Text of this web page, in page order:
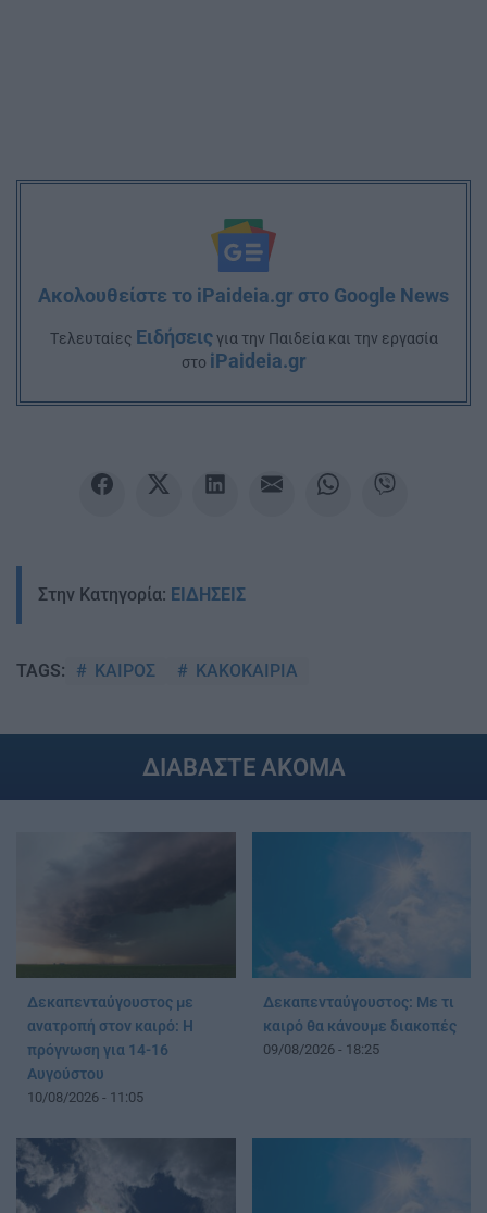
Ακολουθείστε το iPaideia.gr στο Google News
Tελευταίες Ειδήσειςγια την Παιδεία και την εργασία
στο iPaideia.gr
Στην Κατηγορία: ΕΙΔΗΣΕΙΣ
TAGS: ΚΑΙΡΟΣ ΚΑΚΟΚΑΙΡΙΑ
ΔΙΑΒΑΣΤΕ ΑΚΟΜΑ
Δεκαπενταύγουστος με
ανατροπή στον καιρό: Η
πρόγνωση για 14-16
Αυγούστου
10/08/2026 - 11:05
Δεκαπενταύγουστος: Με τι
καιρό θα κάνουμε διακοπές
09/08/2026 - 18:25